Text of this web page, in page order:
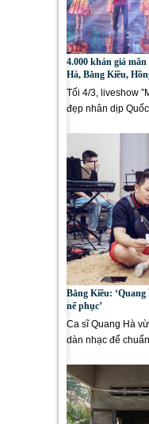
4.000 khán giả
Hà, Bằng Kiều,
Tối 4/3, liveshow
đẹp nhân dịp
Bằng Kiều:
nể phục’
Ca sĩ Quang Hà
dàn nhạc để